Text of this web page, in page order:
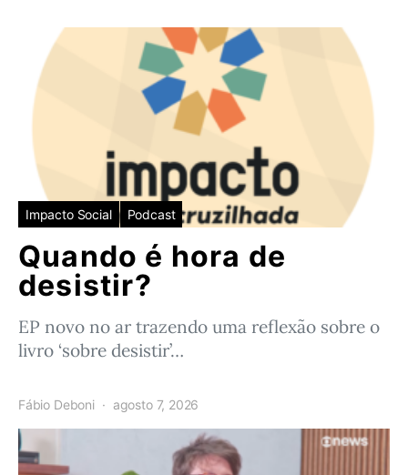
Impacto Social Podcast
Quando é hora de
desistir?
EP novo no ar trazendo uma reflexão sobre o
livro ‘sobre desistir’…
Fábio Deboni agosto 7, 2026